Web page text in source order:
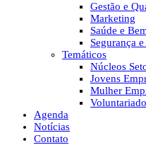
Gestão e
Marketing
Saúde e
Segurança
Temáticos
Núcleos
Jovens
Mulher
Agenda
Notícias
Contato